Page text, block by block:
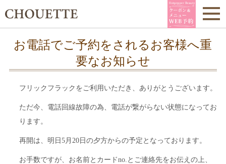
お電話でご予約をされるお客様へ重
要なお知らせ
フリックフラックをご利用いただき、ありがとうございます。
ただ今、電話回線故障の為、電話が繋がらない状態になってお
ります。
再開は、明日5月20日の夕方からの予定となっております。
お手数ですが、お名前とカードno.とご連絡先をお伝えの上、